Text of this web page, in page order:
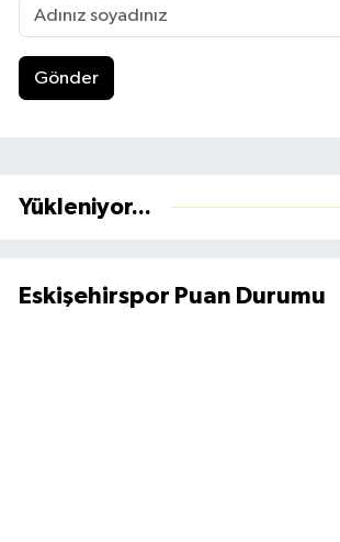
Gönder
Yükleniyor...
Eskişehirspor Puan Durumu